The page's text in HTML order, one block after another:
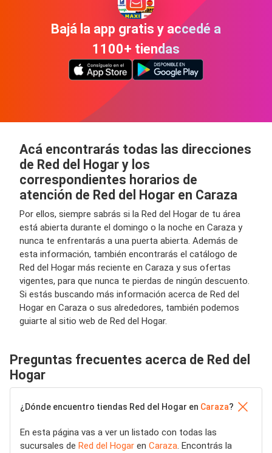
Bajá la app gratis y accedé a
1100+ tiendas
Acá encontrarás todas las direcciones
de Red del Hogar y los
correspondientes horarios de
atención de Red del Hogar en Caraza
Por ellos, siempre sabrás si la Red del Hogar de tu área
está abierta durante el domingo o la noche en Caraza y
nunca te enfrentarás a una puerta abierta. Además de
esta información, también encontrarás el catálogo de
Red del Hogar más reciente en Caraza y sus ofertas
vigentes, para que nunca te pierdas de ningún descuento.
Si estás buscando más información acerca de Red del
Hogar en Caraza o sus alrededores, también podemos
guiarte al sitio web de Red del Hogar.
Preguntas frecuentes acerca de Red del
Hogar
¿Dónde encuentro tiendas Red del Hogar en Caraza?
En esta página vas a ver un listado con todas las
sucursales de Red del Hogar en Caraza. Encontrás la